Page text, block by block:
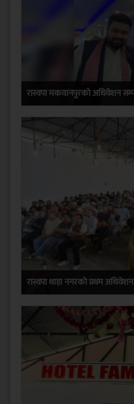
रास्वपा मकवानपुरको अधिवेशन
रास्वपा थाहा नगरको प्रथम